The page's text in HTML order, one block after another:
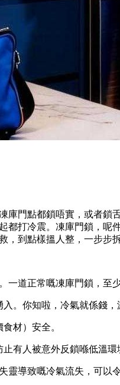
門點都鎖唔實，或者
打冷震。凍庫門鎖，
，到點樣搵人整，一步步拆
道正常嘅凍庫門鎖，至
。你知啦，冷氣就係錢
材）安全。
止有人被意外反鎖喺低溫環
導致嘅冷氣流失，可以